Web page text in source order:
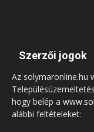
Szerzői jogok
Az solymaronline.hu
hogy belép a
alábbi feltételeket: